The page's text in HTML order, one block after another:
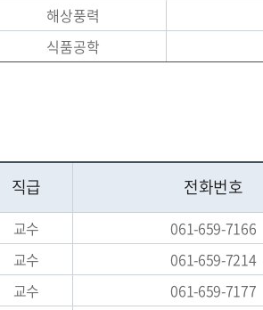
해상풍력
식품공학
직급 전화번호
교수 061-659-7166
교수
061-659-7214
교수 061-659-7177